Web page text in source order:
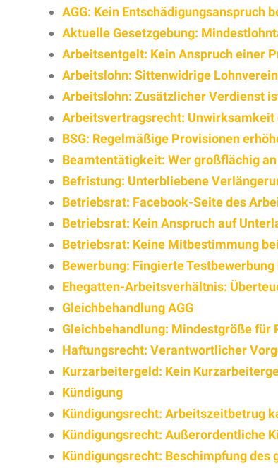
AGG: Kein Entschädigungsanspruch
Aktuelle Gesetzgebung:
Arbeitsentgelt: Kein Anspruch einer
Arbeitslohn: Sittenwidrige
Arbeitslohn: Zusätzlicher Verdienst
Arbeitsvertragsrecht:
BSG: Regelmäßige Provisionen
Beamtentätigkeit: Wer großflächig
Befristung: Unterbliebene
Betriebsrat: Facebook-Seite des
Betriebsrat: Kein Anspruch auf
Betriebsrat: Keine Mitbestimmung
Bewerbung: Fingierte
Ehegatten-Arbeitsverhältnis:
Gleichbehandlung AGG
Gleichbehandlung: Mindestgröße für
Haftungsrecht: Verantwortlicher
Kurzarbeitergeld: Kein
Kündigung
Kündigungsrecht: Arbeitszeitbetrug
Kündigungsrecht: Außerordentliche
Kündigungsrecht: Beschimpfung des